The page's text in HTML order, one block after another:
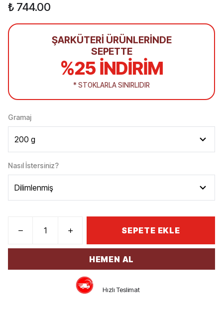
₺ 744.00
ŞARKÜTERİ ÜRÜNLERİNDE
SEPETTE
%25 İNDİRİM
* STOKLARLA SINIRLIDIR
Gramaj
Nasıl İstersiniz?
SEPETE EKLE
HEMEN AL
Hızlı Teslimat